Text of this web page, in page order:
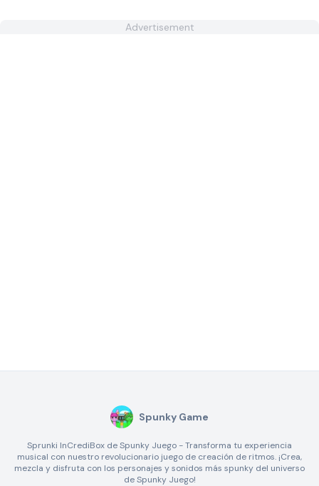
Advertisement
Spunky Game
Sprunki InCrediBox de Spunky Juego - Transforma tu experiencia
musical con nuestro revolucionario juego de creación de ritmos. ¡Crea,
mezcla y disfruta con los personajes y sonidos más spunky del universo
de Spunky Juego!